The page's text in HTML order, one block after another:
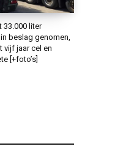
33.000 liter
beslag genomen,
vijf jaar cel en
[+foto’s]